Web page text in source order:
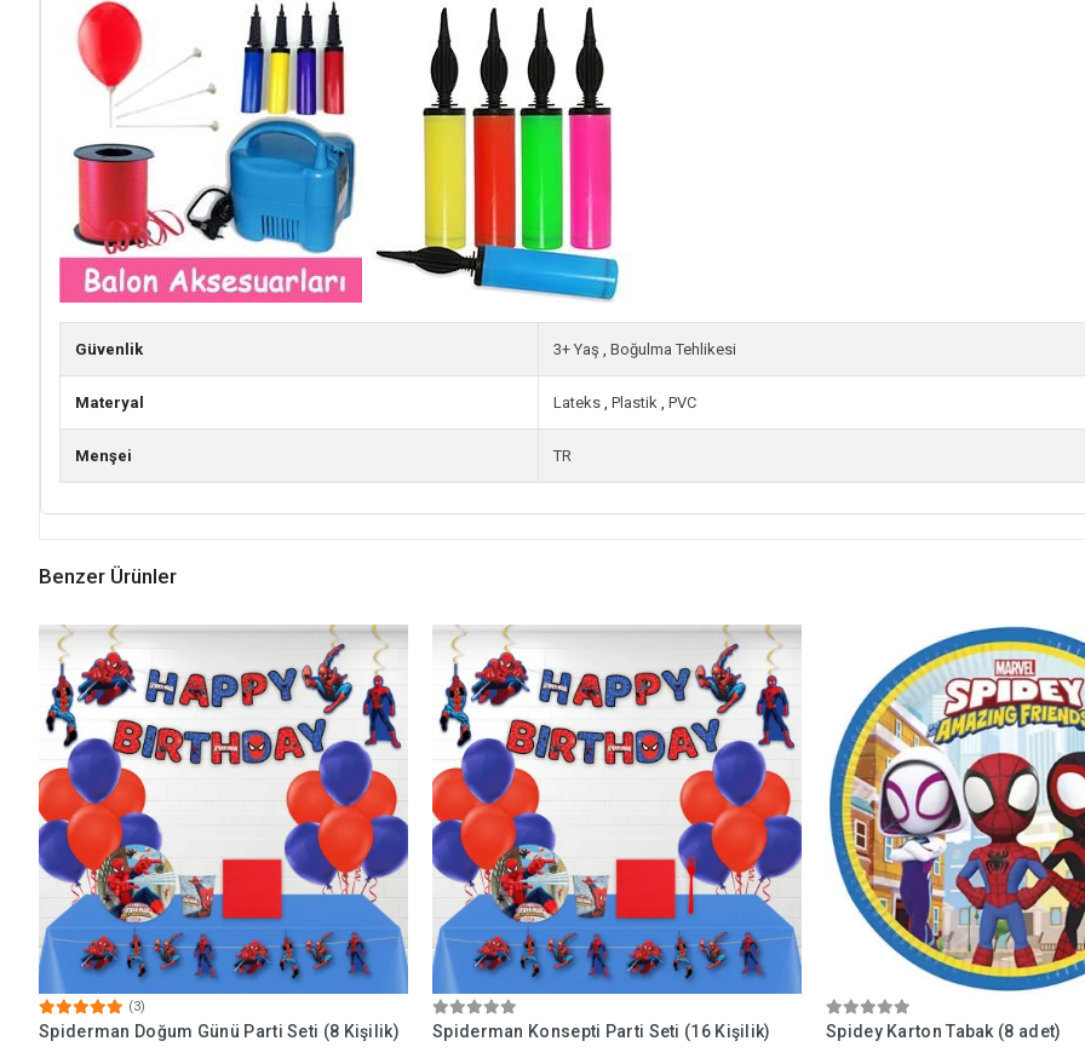
Güvenlik 3+ Yaş Boğulma Tehlikesi
Materyal Lateks Plastik PVC
Menşei TR
Benzer Ürünler
(3)
Spiderman Doğum Günü Parti Seti (8 Kişilik) Spiderman Konsepti Parti Seti (16 Kişilik) Spidey Karton Tabak (8 adet)